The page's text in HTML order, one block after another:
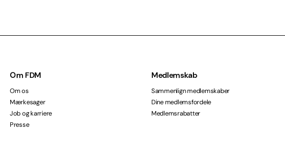
Om FDM
Om os
Mærkesager
Job og karriere
Presse
Medlemskab
Sammenlign medlemskaber
Dine medlemsfordele
Medlemsrabatter